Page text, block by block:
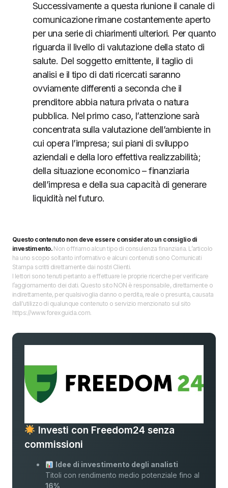
Successivamente a questa riunione il canale di
comunicazione rimane costantemente aperto
per una serie di chiarimenti ulteriori. Per quanto
riguarda il livello di valutazione della stato di
salute. Del soggetto emittente, il taglio di
analisi e il tipo di dati ricercati saranno
ovviamente differenti a seconda che il
prenditore abbia natura privata o natura
pubblica. Nel primo caso, l’attenzione sarà
concentrata sulla valutazione dell’ambiente in
cui opera l’impresa; sui piani di sviluppo
aziendali e della loro effettiva realizzabilità;
della situazione economico – finanziaria
dell’impresa e della sua capacità di generare
liquidità nel futuro.
Questo contenuto non deve essere considerato un consiglio di
investimento.Non offriamo alcun tipo di consulenza finanziaria. L’articolo
ha uno scopo soltanto informativo e alcuni contenuti sono Comunicati
Stampa scritti direttamente dai nostri Clienti.
I lettori sono tenuti pertanto a effettuare le proprie ricerche per verificare
l’aggiornamento dei dati. Questo sito NON è responsabile, direttamente o
indirettamente, per qualsivoglia danno o perdita, reale o presunta, causata
dall'utilizzo di qualunque contenuto o servizio menzionato sul sito
https://www.forexguida.com.
Investi con Freedom24 senza
commissioni
Idee di investimento degli analisti
Titoli con rendimento medio potenziale fino al
16%